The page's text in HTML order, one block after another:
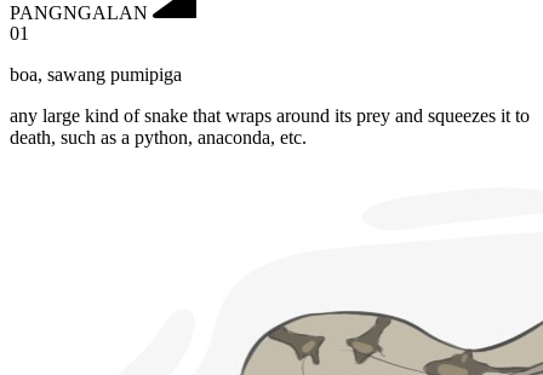
PANGNGALAN
01
boa, sawang pumipiga
any large kind of snake that wraps around its prey and squeezes it to
death, such as a python, anaconda, etc.